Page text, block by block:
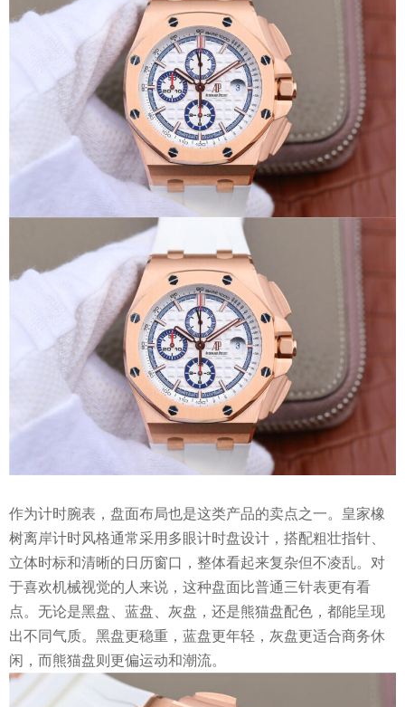
作为计时腕表，盘面布局也是这类产品的卖点之一。皇家橡
树离岸计时风格通常采用多眼计时盘设计，搭配粗壮指针、
立体时标和清晰的日历窗口，整体看起来复杂但不凌乱。对
于喜欢机械视觉的人来说，这种盘面比普通三针表更有看
点。无论是黑盘、蓝盘、灰盘，还是熊猫盘配色，都能呈现
出不同气质。黑盘更稳重，蓝盘更年轻，灰盘更适合商务休
闲，而熊猫盘则更偏运动和潮流。